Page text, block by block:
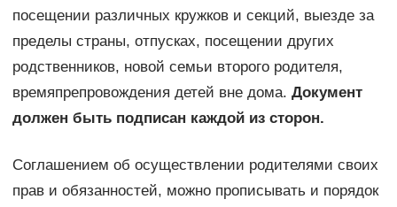
посещении различных кружков и секций, выезде за
пределы страны, отпусках, посещении других
родственников, новой семьи второго родителя,
времяпрепровождения детей вне дома. Документ
должен быть подписан каждой из сторон.
Соглашением об осуществлении родителями своих
прав и обязанностей, можно прописывать и порядок